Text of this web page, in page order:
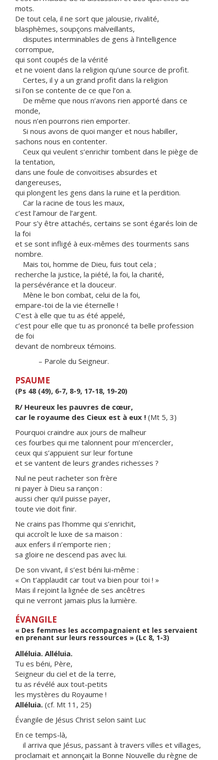
mots.
De tout cela, il ne sort que jalousie, rivalité,
blasphèmes, soupçons malveillants,
disputes interminables de gens à l’intelligence
corrompue,
qui sont coupés de la vérité
et ne voient dans la religion qu’une source de profit.
Certes, il y a un grand profit dans la religion
si l’on se contente de ce que l’on a.
De même que nous n’avons rien apporté dans ce
monde,
nous n’en pourrons rien emporter.
Si nous avons de quoi manger et nous habiller,
sachons nous en contenter.
Ceux qui veulent s’enrichir tombent dans le piège de
la tentation,
dans une foule de convoitises absurdes et
dangereuses,
qui plongent les gens dans la ruine et la perdition.
Car la racine de tous les maux,
c’est l’amour de l’argent.
Pour s’y être attachés, certains se sont égarés loin de
la foi
et se sont infligé à eux-mêmes des tourments sans
nombre.
Mais toi, homme de Dieu, fuis tout cela ;
recherche la justice, la piété, la foi, la charité,
la persévérance et la douceur.
Mène le bon combat, celui de la foi,
empare-toi de la vie éternelle !
C’est à elle que tu as été appelé,
c’est pour elle que tu as prononcé ta belle profession
de foi
devant de nombreux témoins.
– Parole du Seigneur.
PSAUME
(Ps 48 (49), 6-7, 8-9, 17-18, 19-20)
R/ Heureux les pauvres de cœur,
car le royaume des Cieux est à eux ! (Mt 5, 3)
Pourquoi craindre aux jours de malheur
ces fourbes qui me talonnent pour m’encercler,
ceux qui s’appuient sur leur fortune
et se vantent de leurs grandes richesses ?
Nul ne peut racheter son frère
ni payer à Dieu sa rançon :
aussi cher qu’il puisse payer,
toute vie doit finir.
Ne crains pas l’homme qui s’enrichit,
qui accroît le luxe de sa maison :
aux enfers il n’emporte rien ;
sa gloire ne descend pas avec lui.
De son vivant, il s’est béni lui-même :
« On t’applaudit car tout va bien pour toi ! »
Mais il rejoint la lignée de ses ancêtres
qui ne verront jamais plus la lumière.
ÉVANGILE
« Des femmes les accompagnaient et les servaient
en prenant sur leurs ressources » (Lc 8, 1-3)
Alléluia. Alléluia.
Tu es béni, Père,
Seigneur du ciel et de la terre,
tu as révélé aux tout-petits
les mystères du Royaume !
Alléluia. (cf. Mt 11, 25)
Évangile de Jésus Christ selon saint Luc
En ce temps-là,
il arriva que Jésus, passant à travers villes et villages,
proclamait et annonçait la Bonne Nouvelle du règne de